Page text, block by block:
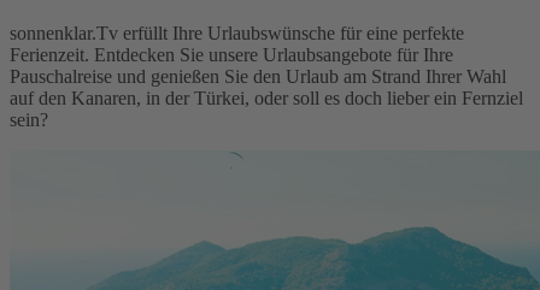
sonnenklar.Tv erfüllt Ihre Urlaubswünsche für eine perfekte
Ferienzeit. Entdecken Sie unsere Urlaubsangebote für Ihre
Pauschalreise und genießen Sie den Urlaub am Strand Ihrer Wahl
auf den Kanaren, in der Türkei, oder soll es doch lieber ein Fernziel
sein?